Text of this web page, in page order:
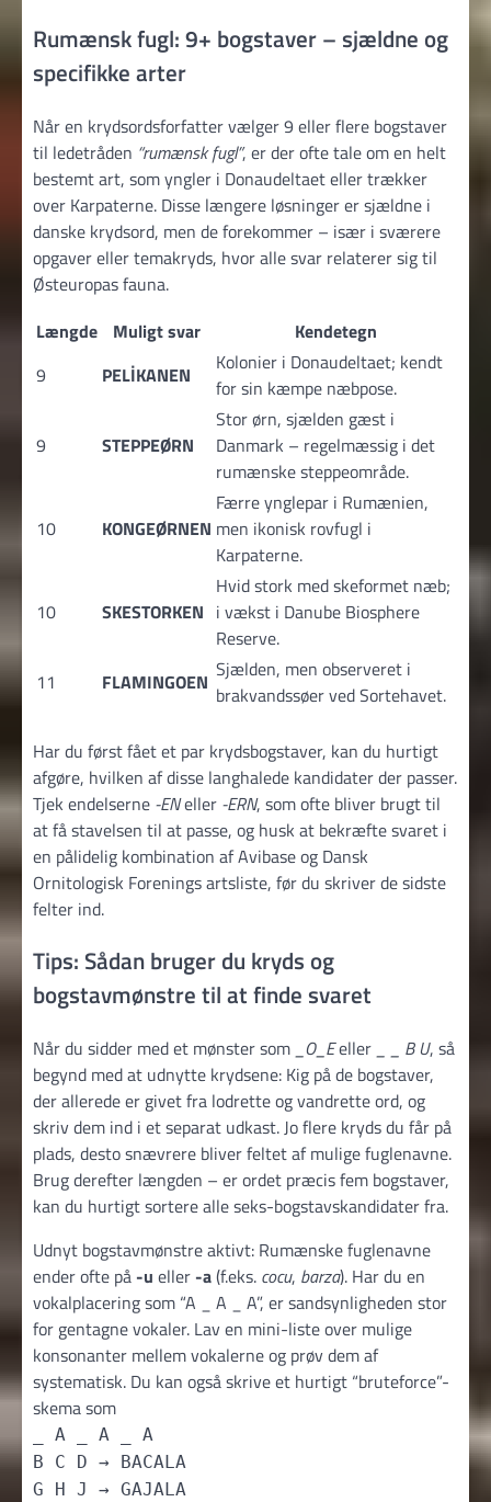
Rumænsk fugl: 9+ bogstaver – sjældne og
specifikke arter
Når en krydsordsforfatter vælger 9 eller flere bogstaver
til ledetråden “rumænsk fugl”, er der ofte tale om en helt
bestemt art, som yngler i Donaudeltaet eller trækker
over Karpaterne. Disse længere løsninger er sjældne i
danske krydsord, men de forekommer – især i sværere
opgaver eller temakryds, hvor alle svar relaterer sig til
Østeuropas fauna.
Længde
Muligt svar
Kendetegn
9
PELİKANEN
Kolonier i Donaudeltaet; kendt
for sin kæmpe næbpose.
9 STEPPEØRN
Stor ørn, sjælden gæst i
Danmark – regelmæssig i det
rumænske steppeområde.
10 KONGEØRNEN
Færre ynglepar i Rumænien,
men ikonisk rovfugl i
Karpaterne.
10 SKESTORKEN
Hvid stork med skeformet næb;
i vækst i Danube Biosphere
Reserve.
11
FLAMINGOEN Sjælden, men observeret i
brakvandssøer ved Sortehavet.
Har du først fået et par krydsbogstaver, kan du hurtigt
afgøre, hvilken af disse langhalede kandidater der passer.
Tjek endelserne -ENeller -ERN, som ofte bliver brugt til
at få stavelsen til at passe, og husk at bekræfte svaret i
en pålidelig kombination af Avibase og Dansk
Ornitologisk Forenings artsliste, før du skriver de sidste
felter ind.
Tips: Sådan bruger du kryds og
bogstavmønstre til at finde svaret
Når du sidder med et mønster som _O_Eeller _ _ B U, så
begynd med at udnytte krydsene: Kig på de bogstaver,
der allerede er givet fra lodrette og vandrette ord, og
skriv dem ind i et separat udkast. Jo flere kryds du får på
plads, desto snævrere bliver feltet af mulige fuglenavne.
Brug derefter længden – er ordet præcis fem bogstaver,
kan du hurtigt sortere alle seks-bogstavskandidater fra.
Udnyt bogstavmønstre aktivt: Rumænske fuglenavne
ender ofte på -u eller -a(f.eks. cocu, barza). Har du en
vokalplacering som “A _ A _ A”, er sandsynligheden stor
for gentagne vokaler. Lav en mini-liste over mulige
konsonanter mellem vokalerne og prøv dem af
systematisk. Du kan også skrive et hurtigt “bruteforce”-
skema som
_ A _ A _ A
B C D → BACALA
G H J → GAJALA